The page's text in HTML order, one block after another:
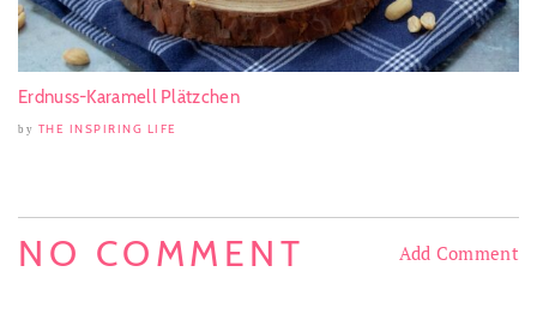
Erdnuss-Karamell Plätzchen
by THE INSPIRING LIFE
NO COMMENT Add Comment